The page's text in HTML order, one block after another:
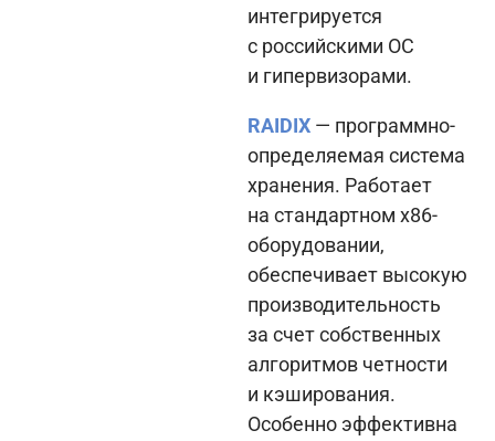
интегрируется
с российскими ОС
и гипервизорами.
RAIDIX — программно-
определяемая система
хранения. Работает
на стандартном x86-
оборудовании,
обеспечивает высокую
производительность
за счет собственных
алгоритмов четности
и кэширования.
Особенно эффективна